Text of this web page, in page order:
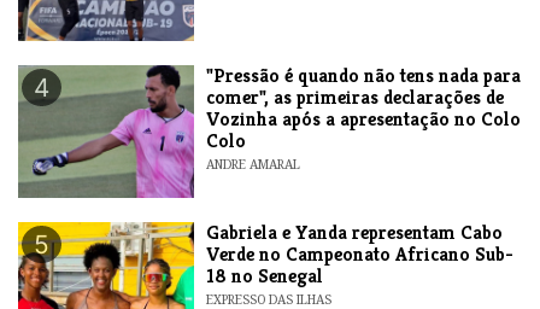
4
"Pressão é quando não tens nada para
comer", as primeiras declarações de
Vozinha após a apresentação no Colo
Colo
ANDRE AMARAL
5
Gabriela e Yanda representam Cabo
Verde no Campeonato Africano Sub-
18 no Senegal
EXPRESSO DAS ILHAS